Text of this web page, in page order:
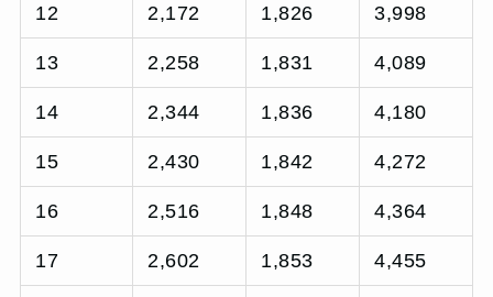
12 2,172 1,826 3,998
13 2,258 1,831 4,089
14 2,344 1,836 4,180
15 2,430 1,842 4,272
16 2,516 1,848 4,364
17 2,602 1,853 4,455